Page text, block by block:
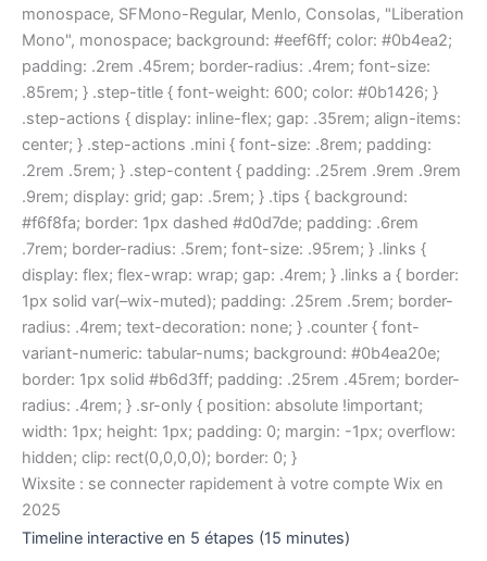
monospace, SFMono-Regular, Menlo, Consolas, "Liberation
Mono", monospace; background: #eef6ff; color: #0b4ea2;
padding: .2rem .45rem; border-radius: .4rem; font-size:
.85rem; } .step-title { font-weight: 600; color: #0b1426; }
.step-actions { display: inline-flex; gap: .35rem; align-items:
center; } .step-actions .mini { font-size: .8rem; padding:
.2rem .5rem; } .step-content { padding: .25rem .9rem .9rem
.9rem; display: grid; gap: .5rem; } .tips { background:
#f6f8fa; border: 1px dashed #d0d7de; padding: .6rem
.7rem; border-radius: .5rem; font-size: .95rem; } .links {
display: flex; flex-wrap: wrap; gap: .4rem; } .links a { border:
1px solid var(–wix-muted); padding: .25rem .5rem; border-
radius: .4rem; text-decoration: none; } .counter { font-
variant-numeric: tabular-nums; background: #0b4ea20e;
border: 1px solid #b6d3ff; padding: .25rem .45rem; border-
radius: .4rem; } .sr-only { position: absolute !important;
width: 1px; height: 1px; padding: 0; margin: -1px; overflow:
hidden; clip: rect(0,0,0,0); border: 0; }
Wixsite : se connecter rapidement à votre compte Wix en
2025
Timeline interactive en 5 étapes (15 minutes)